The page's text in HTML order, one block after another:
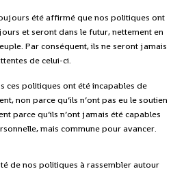
été affirmé que nos politiques ont
et seront dans le futur, nettement en
Par conséquent, ils ne seront jamais
de celui-ci.
ces politiques ont été incapables de
non parce qu’ils n’ont pas eu le soutien
parce qu’ils n’ont jamais été capables
mais commune pour avancer.
de nos politiques à rassembler autour